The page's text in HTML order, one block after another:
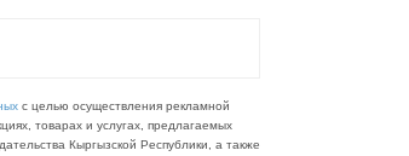
с целью осуществления рекламной
товарах и услугах, предлагаемых
Кыргызской Республики, а также